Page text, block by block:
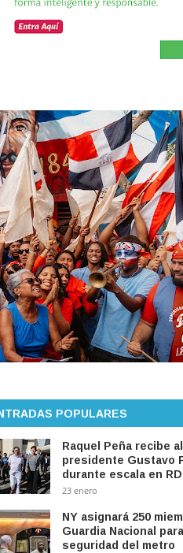
POPULARES
Raquel Peña recibe al
presidente Gustavo
durante escala en RD
23 enero
NY asignará 250
Guardia Nacional
seguridad del metro